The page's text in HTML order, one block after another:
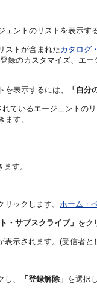
ェントのリストを表示す
ストが含まれたカタログ
録のカスタマイズ、エ
表示するには、 「自分
ているエージェントの
す。
す。
リックします。 ホーム・
・サブスクライブ」 をク
示されます。(受信者
し、 「登録解除」 を選択